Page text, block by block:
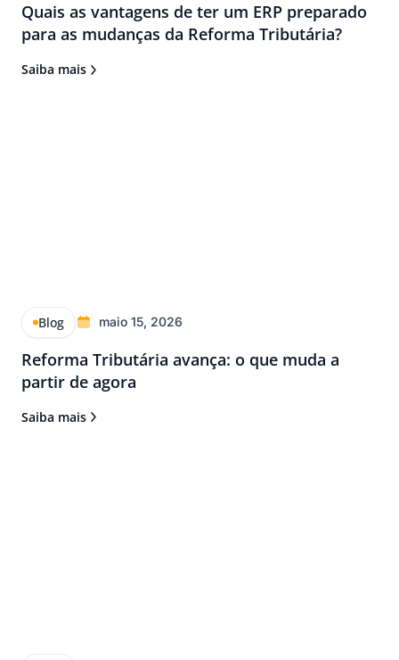
Quais as vantagens de ter um ERP preparado
para as mudanças da Reforma Tributária?
Saiba mais
Blog maio 15, 2026
Reforma Tributária avança: o que muda a
partir de agora
Saiba mais